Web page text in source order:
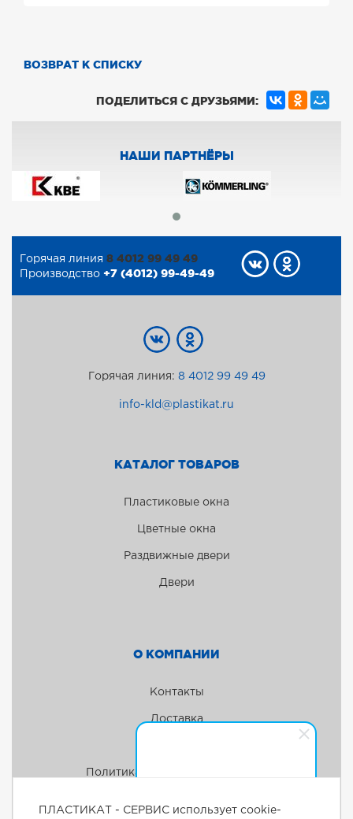
Здравствуйте! Готова помочь
ВОЗВРАТ К СПИСКУ
ПОДЕЛИТЬСЯ С ДРУЗЬЯМИ:
НАШИ ПАРТНЁРЫ
Горячая линия 8 4012 99 49 49
Производство +7 (4012) 99-49-49
О КОМПАНИИ
Контакты
Доставка
Политика конфиденциальности
КАТАЛОГ ТОВАРОВ
Пластиковые окна
Цветные окна
Раздвижные двери
Двери
Горячая линия: 8 4012 99 49 49
info-kld@plastikat.ru
ПЛАСТИКАТ - СЕРВИС использует cookie-